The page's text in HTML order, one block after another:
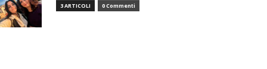
3 ARTICOLI 0 Commenti